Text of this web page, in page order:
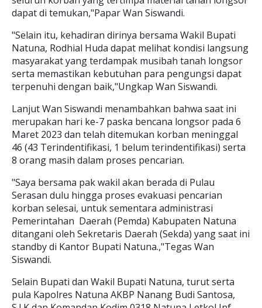
dapat di temukan,"Papar Wan Siswandi.
"Selain itu, kehadiran dirinya bersama Wakil Bupati
Natuna, Rodhial Huda dapat melihat kondisi langsung
masyarakat yang terdampak musibah tanah longsor
serta memastikan kebutuhan para pengungsi dapat
terpenuhi dengan baik,"Ungkap Wan Siswandi.
Lanjut Wan Siswandi menambahkan bahwa saat ini
merupakan hari ke-7 paska bencana longsor pada 6
Maret 2023 dan telah ditemukan korban meninggal
46 (43 Terindentifikasi, 1 belum terindentifikasi) serta
8 orang masih dalam proses pencarian.
"Saya bersama pak wakil akan berada di Pulau
Serasan dulu hingga proses evakuasi pencarian
korban selesai, untuk sementara administrasi
Pemerintahan Daerah (Pemda) Kabupaten Natuna
ditangani oleh Sekretaris Daerah (Sekda) yang saat ini
standby di Kantor Bupati Natuna.,"Tegas Wan
Siswandi.
Selain Bupati dan Wakil Bupati Natuna, turut serta
pula Kapolres Natuna AKBP Nanang Budi Santosa,